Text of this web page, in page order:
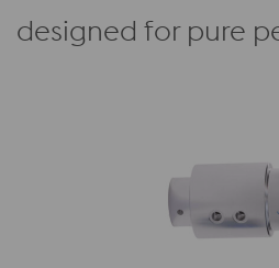
designed for pure